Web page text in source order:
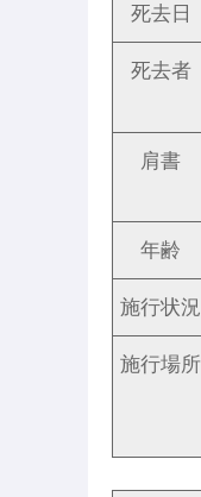
死去日
死去者
肩書
年齢
施行状況
施行場所